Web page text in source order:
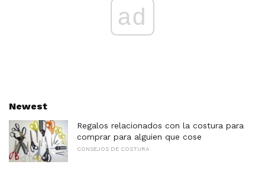
ad
Newest
Regalos relacionados con la costura para
comprar para alguien que cose
CONSEJOS DE COSTURA